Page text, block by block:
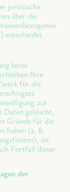
juristische
über die
entscheidet.
keine
Ihre
für die
zur
Daten gelöscht,
Gründe für die
haben (z. B.
im
Fortfall dieser
der